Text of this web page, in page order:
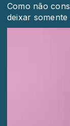
Como não
deixar